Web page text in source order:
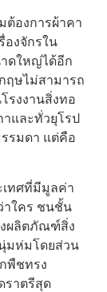
ต้องการผ้าคา
องจักรใน
ดใหญ่ได้อีก
ฤษไม่สามารถ
รงงานสิ่งทอ
และทั่วยุโรป
รมดา แต่คือ
เทศที่มีมูลค่า
าใคร ชนชั้น
งผลิตภัณฑ์สิ่ง
มห่มโดยส่วน
พืชทรง
ราตรีสุด